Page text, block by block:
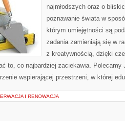
najmłodszych oraz o
poznawanie świata w
którym umiejętności są
zadania zamieniają się w
z kreatywnością, dzięki
to, co najbardziej zaciekawia.
wspierającej przestrzeni, w której
I RENOWACJA